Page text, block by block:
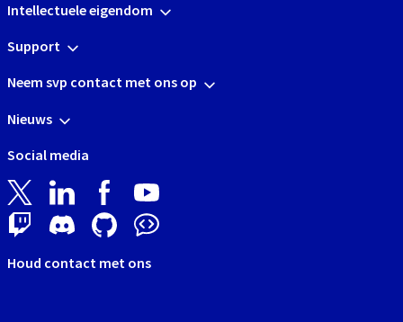
Intellectuele eigendom
Support
Neem svp contact met ons op
Nieuws
Social media
Houd contact met ons